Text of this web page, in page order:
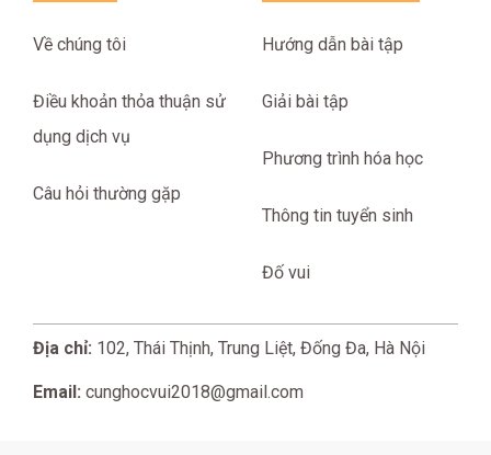
Về chúng tôi
Điều khoản thỏa thuận sử
dụng dịch vụ
Câu hỏi thường gặp
Hướng dẫn bài tập
Giải bài tập
Phương trình hóa học
Thông tin tuyển sinh
Đố vui
Địa chỉ: 102, Thái Thịnh, Trung Liệt, Đống Đa, Hà Nội
Email: cunghocvui2018@gmail.com